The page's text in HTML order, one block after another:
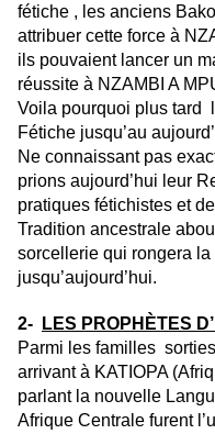
fétiche , les anciens
attribuer cette force à
ils pouvaient lancer un
réussite à NZAMBI A
Voila pourquoi plus tard
Fétiche jusqu’au
Ne connaissant pas
prions aujourd’hui leur
pratiques fétichistes et
Tradition ancestrale
sorcellerie qui rongera
jusqu’aujourd’hui.
2-
LES PROPHÈTES
Parmi les familles
arrivant à KATIOPA
parlant la nouvelle
Afrique Centrale furent